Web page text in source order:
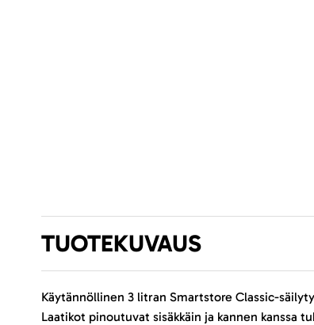
TUOTEKUVAUS
Käytännöllinen 3 litran Smartstore Classic-
Laatikot pinoutuvat sisäkkäin ja kannen kanssa